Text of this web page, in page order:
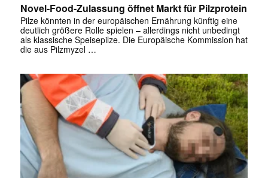
Novel-Food-Zulassung öffnet Markt für Pilzprotein
Pilze könnten in der europäischen Ernährung künftig eine
deutlich größere Rolle spielen – allerdings nicht unbedingt
als klassische Speisepilze. Die Europäische Kommission hat
die aus Pilzmyzel …